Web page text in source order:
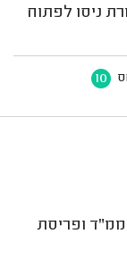
ניסו לפתוח
10
ופריסת